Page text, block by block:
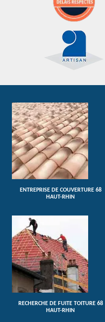
ENTREPRISE DE COUVERTURE 68
HAUT-RHIN
RECHERCHE DE FUITE TOITURE 68
HAUT-RHIN